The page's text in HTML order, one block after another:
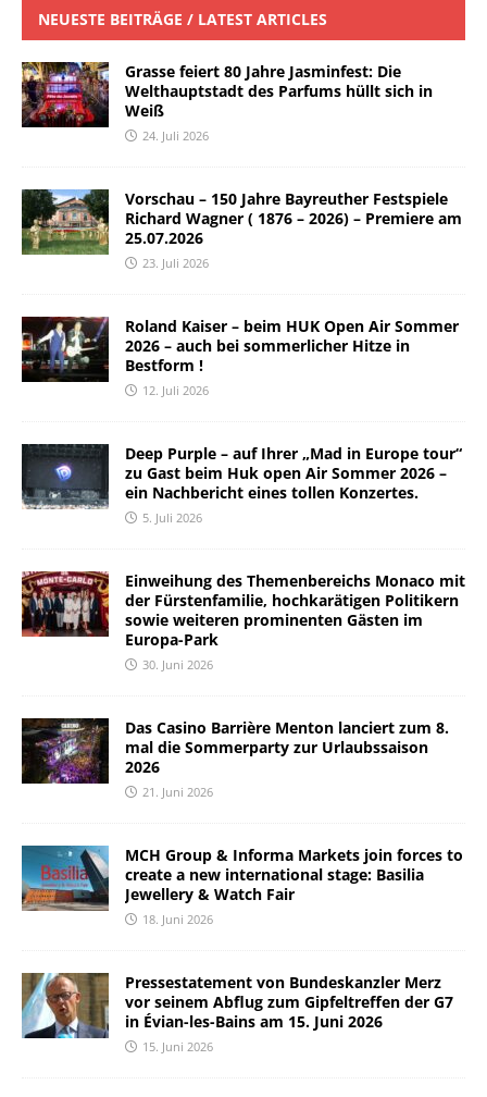
NEUESTE BEITRÄGE / LATEST ARTICLES
Grasse feiert 80 Jahre Jasminfest: Die
Welthauptstadt des Parfums hüllt sich in
Weiß
24. Juli 2026
Vorschau – 150 Jahre Bayreuther Festspiele
Richard Wagner ( 1876 – 2026) – Premiere am
25.07.2026
23. Juli 2026
Roland Kaiser – beim HUK Open Air Sommer
2026 – auch bei sommerlicher Hitze in
Bestform !
12. Juli 2026
Deep Purple – auf Ihrer „Mad in Europe tour“
zu Gast beim Huk open Air Sommer 2026 –
ein Nachbericht eines tollen Konzertes.
5. Juli 2026
Einweihung des Themenbereichs Monaco mit
der Fürstenfamilie, hochkarätigen Politikern
sowie weiteren prominenten Gästen im
Europa-Park
30. Juni 2026
Das Casino Barrière Menton lanciert zum 8.
mal die Sommerparty zur Urlaubssaison
2026
21. Juni 2026
MCH Group & Informa Markets join forces to
create a new international stage: Basilia
Jewellery & Watch Fair
18. Juni 2026
Pressestatement von Bundeskanzler Merz
vor seinem Abflug zum Gipfeltreffen der G7
in Évian-les-Bains am 15. Juni 2026
15. Juni 2026